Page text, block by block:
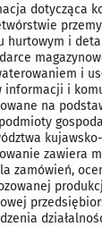
dotycząca
hurtowym i
i
informacji i
na
zawiera
zamówień,